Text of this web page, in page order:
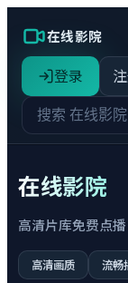
在线影院
登录
在线影院
高清片库免费点
高清画质 流畅